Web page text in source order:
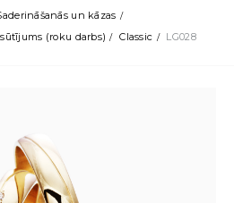
un kāzas
(roku darbs) Classic LG028